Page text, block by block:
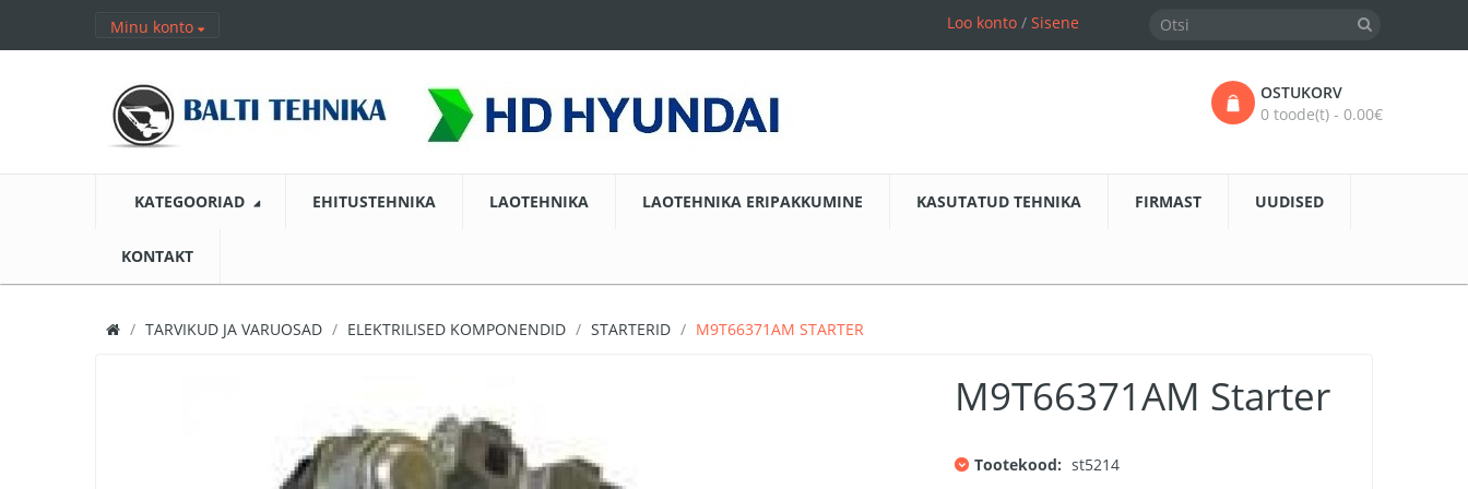
Minu konto Loo konto/ Sisene
OSTUKORV
0 toode(t) - 0.00€
KATEGOORIAD EHITUSTEHNIKA LAOTEHNIKA LAOTEHNIKA ERIPAKKUMINE KASUTATUD TEHNIKA FIRMAST UUDISED
KONTAKT
TARVIKUD JA VARUOSAD ELEKTRILISED KOMPONENDID STARTERID M9T66371AM STARTER
M9T66371AM Starter
Tootekood: st5214